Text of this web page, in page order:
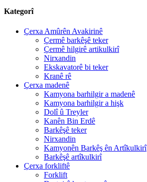
Kategorî
Çerxa Amûrên Avakirinê
Çermê barkêşê teker
Çermê hilgirê artikulkirî
Nirxandin
Ekskavatorê bi teker
Kranê rê
Çerxa madenê
Kamyona barhilgir a madenê
Kamyona barhilgir a hişk
Dolî û Treyler
Kanên Bin Erdê
Barkêşê teker
Nirxandin
Kamyonên Barkêş ên Artîkulkirî
Barkêşê artîkulkirî
Çerxa forkliftê
Forklift